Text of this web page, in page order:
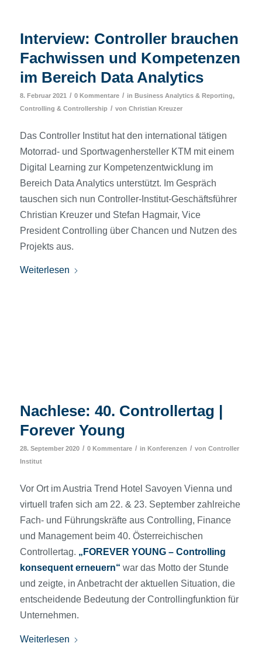
Interview: Controller brauchen
Fachwissen und Kompetenzen
im Bereich Data Analytics
8. Februar 2021 / 0 Kommentare / in Business Analytics & Reporting,
Controlling & Controllership / von Christian Kreuzer
Das Controller Institut hat den international tätigen
Motorrad- und Sportwagenhersteller KTM mit einem
Digital Learning zur Kompetenzentwicklung im
Bereich Data Analytics unterstützt. Im Gespräch
tauschen sich nun Controller-Institut-Geschäftsführer
Christian Kreuzer und Stefan Hagmair, Vice
President Controlling über Chancen und Nutzen des
Projekts aus.
Weiterlesen
Nachlese: 40. Controllertag |
Forever Young
28. September 2020 / 0 Kommentare / in Konferenzen / von Controller
Institut
Vor Ort im Austria Trend Hotel Savoyen Vienna und
virtuell trafen sich am 22. & 23. September zahlreiche
Fach- und Führungskräfte aus Controlling, Finance
und Management beim 40. Österreichischen
Controllertag. „FOREVER YOUNG – Controlling
konsequent erneuern“ war das Motto der Stunde
und zeigte, in Anbetracht der aktuellen Situation, die
entscheidende Bedeutung der Controllingfunktion für
Unternehmen.
Weiterlesen